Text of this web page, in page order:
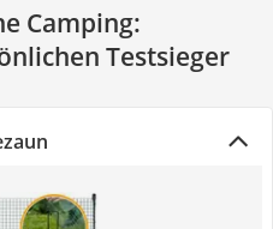
Camping:
Testsieger